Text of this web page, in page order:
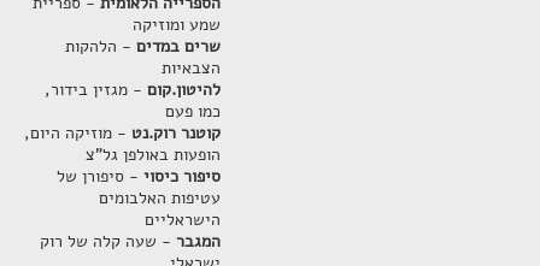
שמע ומוזיקה
שרים במדים- הלהקות
הצבאיות
להיטון.קום- מגזין בידור,
כמו פעם
קוטנר רוק.נט - מוזיקה היום,
הופעות באולפן גל"צ
סיפור כיסוי- סיפורן של
עטיפות האלבומים
הישראליים
המגבר- שעה קלה של רוק